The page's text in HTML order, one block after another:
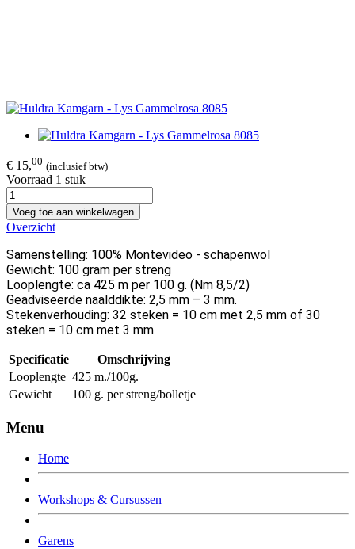
€ 15,00 (inclusief btw)
Voorraad 1 stuk
Voeg toe aan winkelwagen
Overzicht
Samenstelling: 100% Montevideo - schapenwol
Gewicht: 100 gram per streng
Looplengte: ca 425 m per 100 g. (Nm 8,5/2)
Geadviseerde naalddikte: 2,5 mm – 3 mm.
Stekenverhouding: 32 steken = 10 cm met 2,5 mm of 30
steken = 10 cm met 3 mm.
Specificatie
Omschrijving
Looplengte 425 m./100g.
Gewicht
100 g. per streng/bolletje
Menu
Home
Workshops & Cursussen
Garens